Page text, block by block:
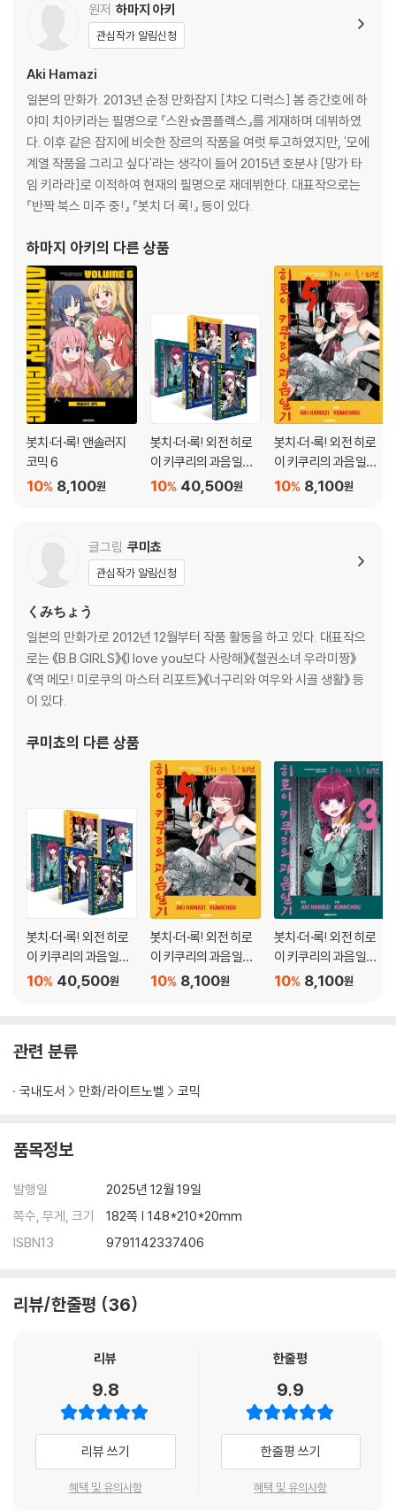
원저 하마지 아키
관심작가 알림신청
Aki Hamazi
일본의 만화가. 2013년 순정 만화잡지 [챠오 디럭스] 봄 증간호에 하
야미 치아키라는 필명으로 『스완☆콤플렉스』를 게재하며 데뷔하였
다. 이후 같은 잡지에 비슷한 장르의 작품을 여럿 투고하였지만, '모에
계열 작품을 그리고 싶다'라는 생각이 들어 2015년 호분샤 [망가 타
임 키라라]로 이적하여 현재의 필명으로 재데뷔한다. 대표작으로는
『반짝 북스 미주 중!』 『봇치 더 록!』 등이 있다.
하마지 아키 의 다른 상품
봇치·더·록! 앤솔러지
코믹 6
8,100원
10%
봇치·더·록! 외전 히로
이 키쿠리의 과음일기 1
~5권 세트40,500원
10%
봇치·더·록! 외전 히로
이 키쿠리의 과음일기
5
8,100원
10%
글그림 쿠미쵸
관심작가 알림신청
くみちょう
일본의 만화가로 2012년 12월부터 작품 활동을 하고 있다. 대표작으
로는 《B.B.GIRLS》《I love you보다 사랑해》《철권소녀 우라미짱》
《역 메모! 미로쿠의 마스터 리포트》《너구리와 여우와 시골 생활》 등
이 있다.
쿠미쵸의 다른 상품
봇치·더·록! 외전 히로
이 키쿠리의 과음일기 1
~5권 세트40,500원
10%
봇치·더·록! 외전 히로
이 키쿠리의 과음일기
5
8,100원
10%
봇치·더·록! 외전 히로
이 키쿠리의 과음일기
3
8,100원
10%
관련 분류
국내도서 만화/라이트노벨 코믹
품목정보
발행일
2025년 12월 19일
쪽수, 무게, 크기
182쪽 | 148*210*20mm
ISBN13
9791142337406
리뷰/한줄평 36
리뷰
9.8
리뷰 쓰기
혜택 및 유의사항
한줄평
9.9
한줄평 쓰기
혜택 및 유의사항